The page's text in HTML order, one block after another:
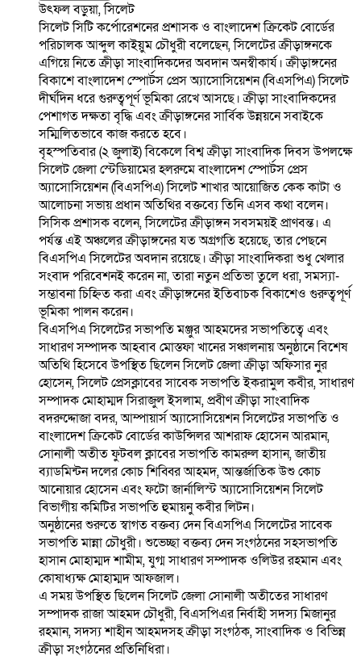
উৎফল বড়ুয়া, সিলেট
সিলেট সিটি কর্পোরেশনের প্রশাসক ও বাংলাদেশ ক্রিকেট বোর্ডের
পরিচালক আব্দুল কাইয়ুম চৌধুরী বলেছেন, সিলেটের ক্রীড়াঙ্গনকে
এগিয়ে নিতে ক্রীড়া সাংবাদিকদের অবদান অনস্বীকার্য। ক্রীড়াঙ্গনের
বিকাশে বাংলাদেশ স্পোর্টস প্রেস অ্যাসোসিয়েশন (বিএসপিএ) সিলেট
দীর্ঘদিন ধরে গুরুত্বপূর্ণ ভূমিকা রেখে আসছে। ক্রীড়া সাংবাদিকদের
পেশাগত দক্ষতা বৃদ্ধি এবং ক্রীড়াঙ্গনের সার্বিক উন্নয়নে সবাইকে
সম্মিলিতভাবে কাজ করতে হবে।
বৃহস্পতিবার (২ জুলাই) বিকেলে বিশ্ব ক্রীড়া সাংবাদিক দিবস উপলক্ষে
সিলেট জেলা স্টেডিয়ামের হলরুমে বাংলাদেশ স্পোর্টস প্রেস
অ্যাসোসিয়েশন (বিএসপিএ) সিলেট শাখার আয়োজিত কেক কাটা ও
আলোচনা সভায় প্রধান অতিথির বক্তব্যে তিনি এসব কথা বলেন।
সিসিক প্রশাসক বলেন, সিলেটের ক্রীড়াঙ্গন সবসময়ই প্রাণবন্ত। এ
পর্যন্ত এই অঞ্চলের ক্রীড়াঙ্গনের যত অগ্রগতি হয়েছে, তার পেছনে
বিএসপিএ সিলেটের অবদান রয়েছে। ক্রীড়া সাংবাদিকরা শুধু খেলার
সংবাদ পরিবেশনই করেন না, তারা নতুন প্রতিভা তুলে ধরা, সমস্যা-
সম্ভাবনা চিহ্নিত করা এবং ক্রীড়াঙ্গনের ইতিবাচক বিকাশেও গুরুত্বপূর্ণ
ভূমিকা পালন করেন।
বিএসপিএ সিলেটের সভাপতি মঞ্জুর আহমদের সভাপতিত্বে এবং
সাধারণ সম্পাদক আহবাব মোস্তফা খানের সঞ্চালনায় অনুষ্ঠানে বিশেষ
অতিথি হিসেবে উপস্থিত ছিলেন সিলেট জেলা ক্রীড়া অফিসার নুর
হোসেন, সিলেট প্রেসক্লাবের সাবেক সভাপতি ইকরামুল কবীর, সাধারণ
সম্পাদক মোহাম্মদ সিরাজুল ইসলাম, প্রবীণ ক্রীড়া সাংবাদিক
বদরুদ্দোজা বদর, আম্পায়ার্স অ্যাসোসিয়েশন সিলেটের সভাপতি ও
বাংলাদেশ ক্রিকেট বোর্ডের কাউন্সিলর আশরাফ হোসেন আরমান,
সোনালী অতীত ফুটবল ক্লাবের সভাপতি কামরুল হাসান, জাতীয়
ব্যাডমিন্টন দলের কোচ শিব্বির আহমদ, আন্তর্জাতিক উশু কোচ
আনোয়ার হোসেন এবং ফটো জার্নালিস্ট অ্যাসোসিয়েশন সিলেট
বিভাগীয় কমিটির সভাপতি হুমায়নু কবীর লিটন।
অনুষ্ঠানের শুরুতে স্বাগত বক্তব্য দেন বিএসপিএ সিলেটের সাবেক
সভাপতি মান্না চৌধুরী। শুভেচ্ছা বক্তব্য দেন সংগঠনের সহসভাপতি
হাসান মোহাম্মদ শামীম, যুগ্ম সাধারণ সম্পাদক ওলিউর রহমান এবং
কোষাধ্যক্ষ মোহাম্মদ আফজাল।
এ সময় উপস্থিত ছিলেন সিলেট জেলা সোনালী অতীতের সাধারণ
সম্পাদক রাজা আহমদ চৌধুরী, বিএসপিএর নির্বাহী সদস্য মিজানুর
রহমান, সদস্য শাহীন আহমদসহ ক্রীড়া সংগঠক, সাংবাদিক ও বিভিন্ন
ক্রীড়া সংগঠনের প্রতিনিধিরা।